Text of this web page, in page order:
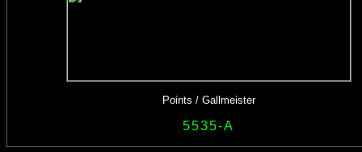
Points / Gallmeister
5535-A